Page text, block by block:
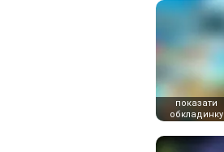
показати
обкладинку